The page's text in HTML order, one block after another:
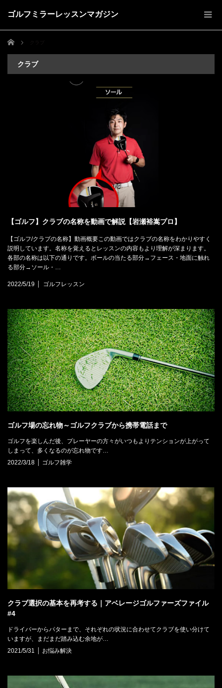
ゴルフミラーレッスンマガジン
ホーム
クラブ
【ゴルフ】クラブの名称を動画で解説【岩瀬裕嵩プロ】
【ゴルフ/クラブの名称】動画概要この動画ではクラブの名称をわかりやすく
説明しています。名称を覚えるとレッスンの内容もより理解が深まります。
各部の名称は以下の通りです。ボールの当たる部分→フェース・地面に触れ
る部分→ソール・…
2022/5/19 ゴルフレッスン
ゴルフ場の忘れ物～ゴルフクラブから携帯電話まで
ゴルフを楽しんだ後、プレーヤーの方々がいつもよりテンションが上がって
しまって、多くなるのが忘れ物です…
2022/3/18
ゴルフ雑学
クラブ選択の基本を再考する｜アベレージゴルファーズファイル
#4
ドライバーからパターまで、それぞれの状況に合わせてクラブを使い分けて
いますが、まだまだ踏み込む余地が…
2021/5/31
お悩み解決